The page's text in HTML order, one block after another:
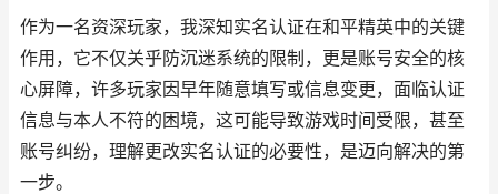
作为一名资深玩家，我深知实名认证在和平精英中的关键
作用，它不仅关乎防沉迷系统的限制，更是账号安全的核
心屏障，许多玩家因早年随意填写或信息变更，面临认证
信息与本人不符的困境，这可能导致游戏时间受限，甚至
账号纠纷，理解更改实名认证的必要性，是迈向解决的第
一步。